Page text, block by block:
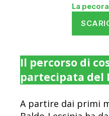
La
Il percorso di
partecipata del
A partire dai primi